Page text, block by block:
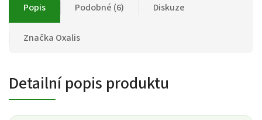
Popis Podobné (6) Diskuze
Značka Oxalis
Detailní popis produktu